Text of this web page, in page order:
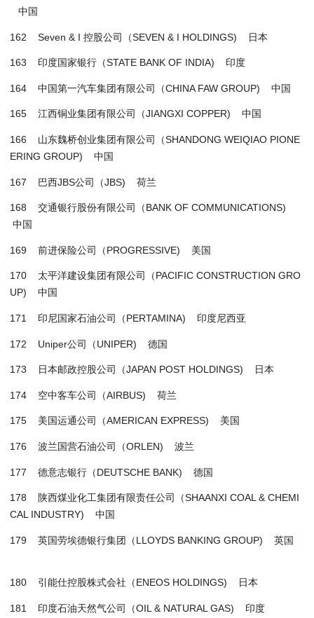
中国
162 Seven & I 控股公司（SEVEN & I HOLDINGS) 日本
163 印度国家银行（STATE BANK OF INDIA) 印度
164 中国第一汽车集团有限公司（CHINA FAW GROUP) 中国
165 江西铜业集团有限公司（JIANGXI COPPER) 中国
166 山东魏桥创业集团有限公司（SHANDONG WEIQIAO PIONE
ERING GROUP) 中国
167 巴西JBS公司（JBS) 荷兰
168 交通银行股份有限公司（BANK OF COMMUNICATIONS)
中国
169 前进保险公司（PROGRESSIVE) 美国
170 太平洋建设集团有限公司（PACIFIC CONSTRUCTION GRO
UP) 中国
171 印尼国家石油公司（PERTAMINA) 印度尼西亚
172 Uniper公司（UNIPER) 德国
173 日本邮政控股公司（JAPAN POST HOLDINGS) 日本
174 空中客车公司（AIRBUS) 荷兰
175 美国运通公司（AMERICAN EXPRESS) 美国
176 波兰国营石油公司（ORLEN) 波兰
177 德意志银行（DEUTSCHE BANK) 德国
178 陕西煤业化工集团有限责任公司（SHAANXI COAL & CHEMI
CAL INDUSTRY) 中国
179 英国劳埃德银行集团（LLOYDS BANKING GROUP) 英国
180 引能仕控股株式会社（ENEOS HOLDINGS) 日本
181 印度石油天然气公司（OIL & NATURAL GAS) 印度